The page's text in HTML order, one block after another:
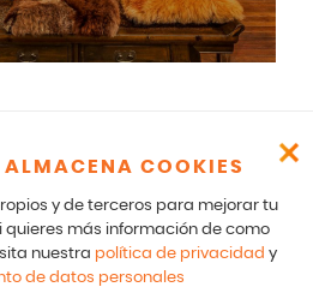
COOKIES
y de terceros para mejorar tu
quieres más información de como
nuestra política de privacidad y
de datos personales
notificaciones formales favor escribir